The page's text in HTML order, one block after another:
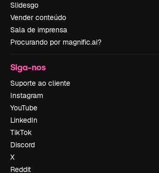
Slidesgo
Vender conteúdo
Sala de imprensa
Procurando por magnific.ai?
Siga-nos
Suporte ao cliente
Instagram
YouTube
LinkedIn
TikTok
Discord
X
Reddit